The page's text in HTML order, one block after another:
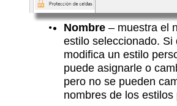
Nombre – muestra el
estilo seleccionado. Si
modifica un estilo
puede asignarle o
pero no se pueden
nombres de los estilos